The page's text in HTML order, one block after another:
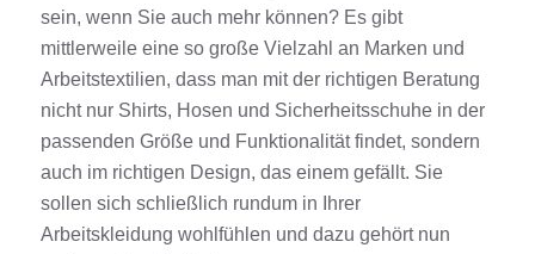
sein, wenn Sie auch mehr können? Es gibt
mittlerweile eine so große Vielzahl an Marken und
Arbeitstextilien, dass man mit der richtigen Beratung
nicht nur Shirts, Hosen und Sicherheitsschuhein der
passenden Größe und Funktionalität findet, sondern
auch im richtigen Design, das einem gefällt. Sie
sollen sich schließlich rundum in Ihrer
Arbeitskleidung wohlfühlen und dazu gehört nun